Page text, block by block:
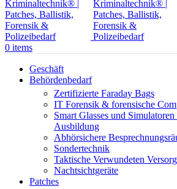
0 items
Geschäft
Behördenbedarf
Zertifizierte Faraday Bags
IT Forensik & forensische
Smart Glasses und
Ausbildung
Abhörsichere
Sondertechnik
Taktische Verwundeten
Nachtsichtgeräte
Patches